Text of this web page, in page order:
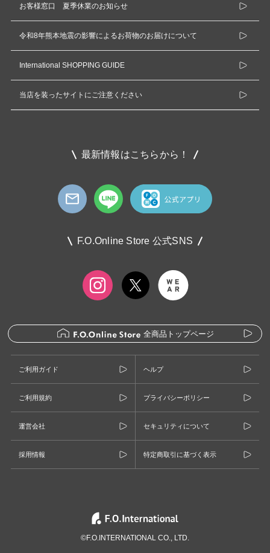
お客様窓口 夏季休業のお知らせ
令和8年熊本地震の影響によるお荷物のお届けについて
International SHOPPING GUIDE
当店を装ったサイトにご注意ください
最新情報はこちらから！
F.O.Online Store 公式SNS
全商品トップページ
ご利用ガイド ヘルプ
ご利用規約 プライバシーポリシー
運営会社 セキュリティについて
採用情報 特定商取引に基づく表示
©F.O.INTERNATIONAL CO., LTD.